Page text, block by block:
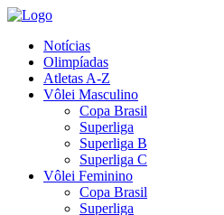
Notícias
Olimpíadas
Atletas A-Z
Vôlei Masculino
Copa Brasil
Superliga
Superliga B
Superliga C
Vôlei Feminino
Copa Brasil
Superliga